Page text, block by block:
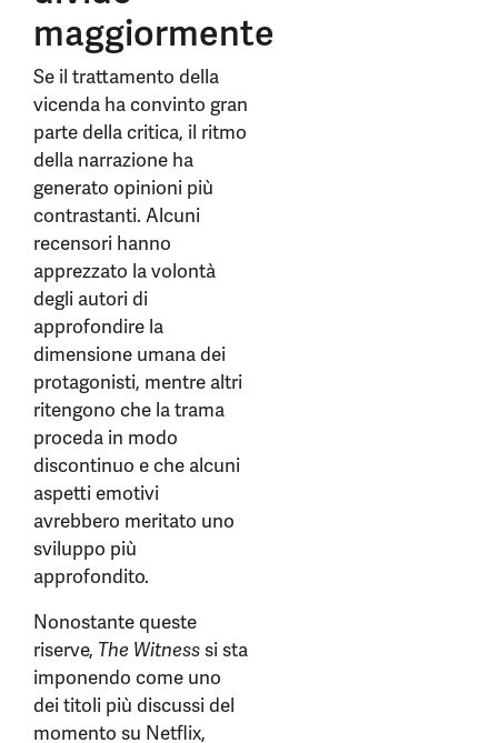
maggiormente
Se il trattamento della
vicenda ha convinto gran
parte della critica, il ritmo
della narrazione ha
generato opinioni più
contrastanti. Alcuni
recensori hanno
apprezzato la volontà
degli autori di
approfondire la
dimensione umana dei
protagonisti, mentre altri
ritengono che la trama
proceda in modo
discontinuo e che alcuni
aspetti emotivi
avrebbero meritato uno
sviluppo più
approfondito.
Nonostante queste
riserve, The Witnesssi sta
imponendo come uno
dei titoli più discussi del
momento su Netflix,